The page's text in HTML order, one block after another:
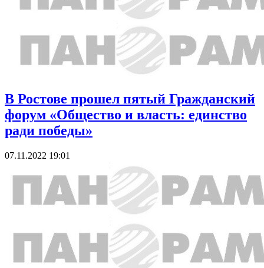
В Ростове прошел пятый Гражданский
форум «Общество и власть: единство
ради победы»
07.11.2022 19:01